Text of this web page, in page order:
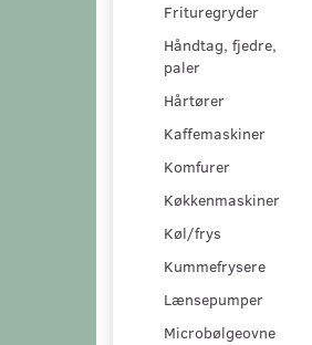
Frituregryder
Håndtag, fjedre,
paler
Hårtører
Kaffemaskiner
Komfurer
Køkkenmaskiner
Køl/frys
Kummefrysere
Lænsepumper
Microbølgeovne